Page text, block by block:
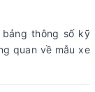
thông số kỹ
quan về mẫu xe